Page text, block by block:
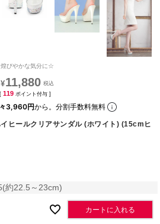
煌びやかな気分に☆
¥11,880
[ 119 ポイント付与 ]
3,960円から。分割手数料無料
ヒールクリアサンダル (ホワイト) (15cmヒ
約22.5～23cm)
カートに入れる